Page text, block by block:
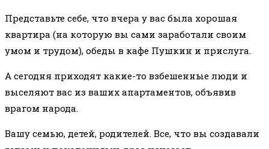
Представьте себе, что вчера у вас была хорошая
квартира (на которую вы сами заработали своим
умом и трудом), обеды в кафе Пушкин и прислуга.
А сегодня приходят какие-то взбешенные люди и
выселяют вас из ваших апартаментов, объявив
врагом народа.
Вашу семью, детей, родителей. Все, что вы создавали